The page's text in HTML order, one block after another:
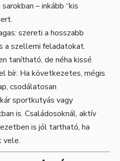
– inkább “kis
szereti a hosszabb
a szellemi feladatokat.
tanítható, de néha kissé
bír. Ha következetes, mégis
csodálatosan
sportkutyás vagy
is. Családosoknál, aktív
is jól tartható, ha
vele.